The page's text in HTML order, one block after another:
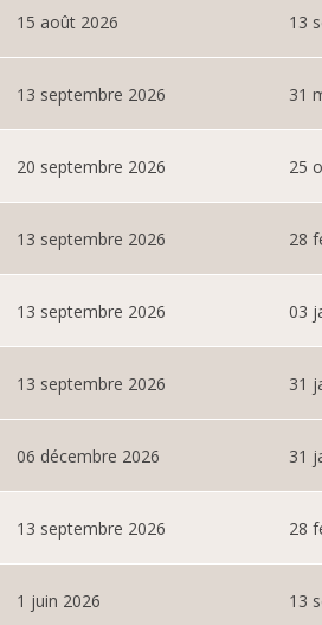
15 août 2026 13
13 septembre 2026 31
20 septembre 2026 25
13 septembre 2026 28
13 septembre 2026 03
13 septembre 2026 31
06 décembre 2026 31
13 septembre 2026 28
1 juin 2026 13